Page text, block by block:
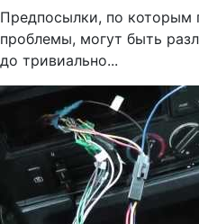
Предпосылки, по которым
проблемы, могут быть
до тривиально...